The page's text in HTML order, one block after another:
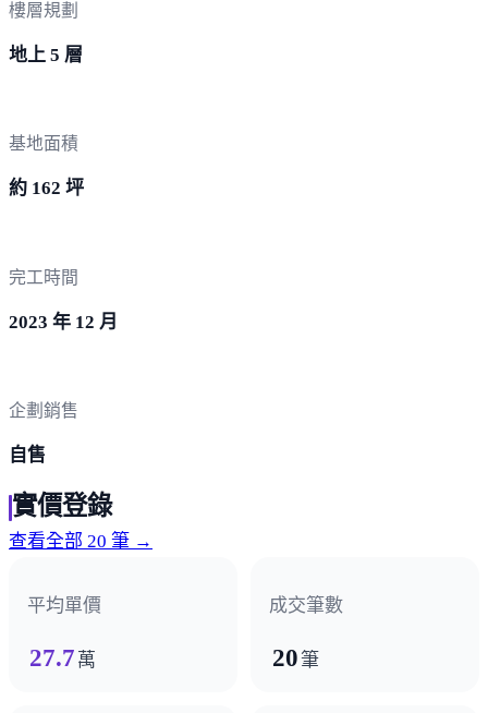
樓層規劃
地上 5 層
基地面積
約 162 坪
完工時間
2023 年 12 月
企劃銷售
自售
實價登錄
查看全部 20 筆 →
平均單價
27.7 萬
成交筆數
20筆